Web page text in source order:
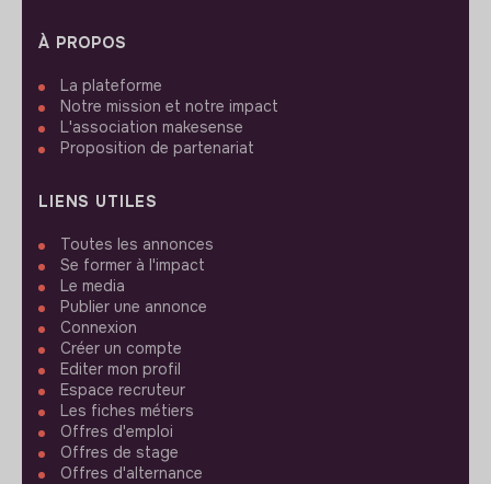
À PROPOS
La plateforme
Notre mission et notre impact
L'association makesense
Proposition de partenariat
LIENS UTILES
Toutes les annonces
Se former à l'impact
Le media
Publier une annonce
Connexion
Créer un compte
Editer mon profil
Espace recruteur
Les fiches métiers
Offres d'emploi
Offres de stage
Offres d'alternance